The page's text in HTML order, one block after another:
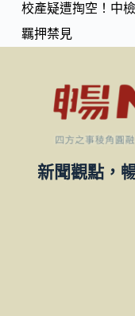
校產疑遭掏空！中
羈押禁見
新聞觀點，